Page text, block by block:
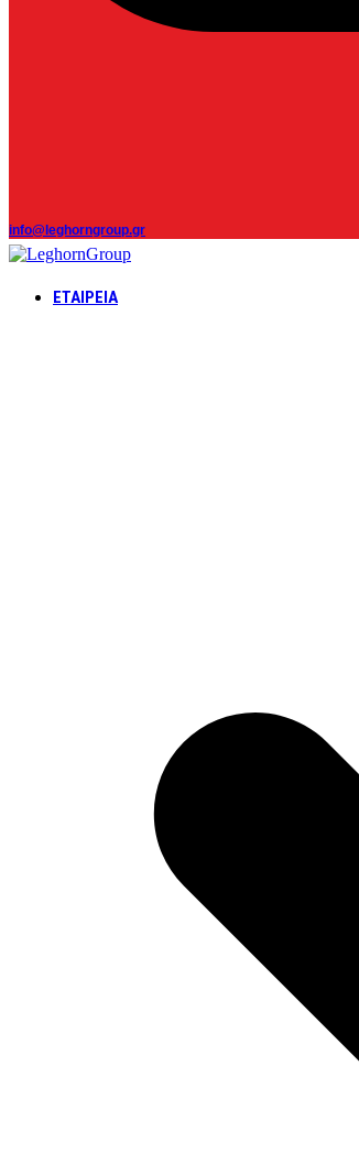
info@leghorngroup.gr
ΕΤΑΙΡΕΊΑ